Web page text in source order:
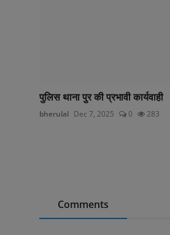
पुलिस थाना पुर की प्रभावी कार्यवाही
bherulal Dec 7, 2025 0 283
Comments